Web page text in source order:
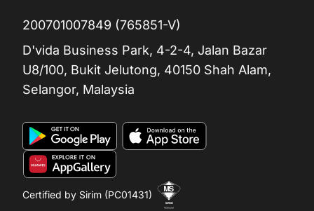
200701007849 (765851-V)
D'vida Business Park, 4-2-4, Jalan Bazar
U8/100, Bukit Jelutong, 40150 Shah Alam,
Selangor, Malaysia
Certified by Sirim (PC01431)